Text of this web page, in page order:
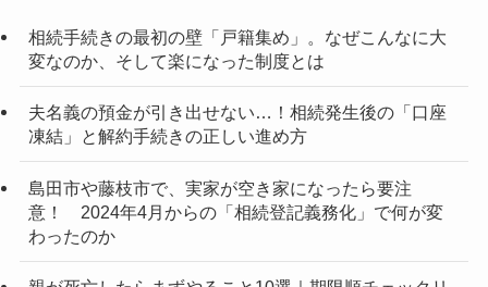
相続手続きの最初の壁「戸籍集め」。なぜこんなに大
変なのか、そして楽になった制度とは
夫名義の預金が引き出せない…！相続発生後の「口座
凍結」と解約手続きの正しい進め方
島田市や藤枝市で、実家が空き家になったら要注
意！ 2024年4月からの「相続登記義務化」で何が変
わったのか